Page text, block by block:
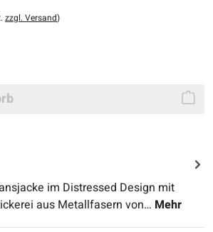
zzgl. Versand)
im Distressed Design mit
aus Metallfasern von… Mehr